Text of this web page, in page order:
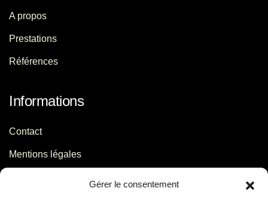
Gérer le consentement
A propos
Prestations
Références
Informations
Contact
Mentions légales